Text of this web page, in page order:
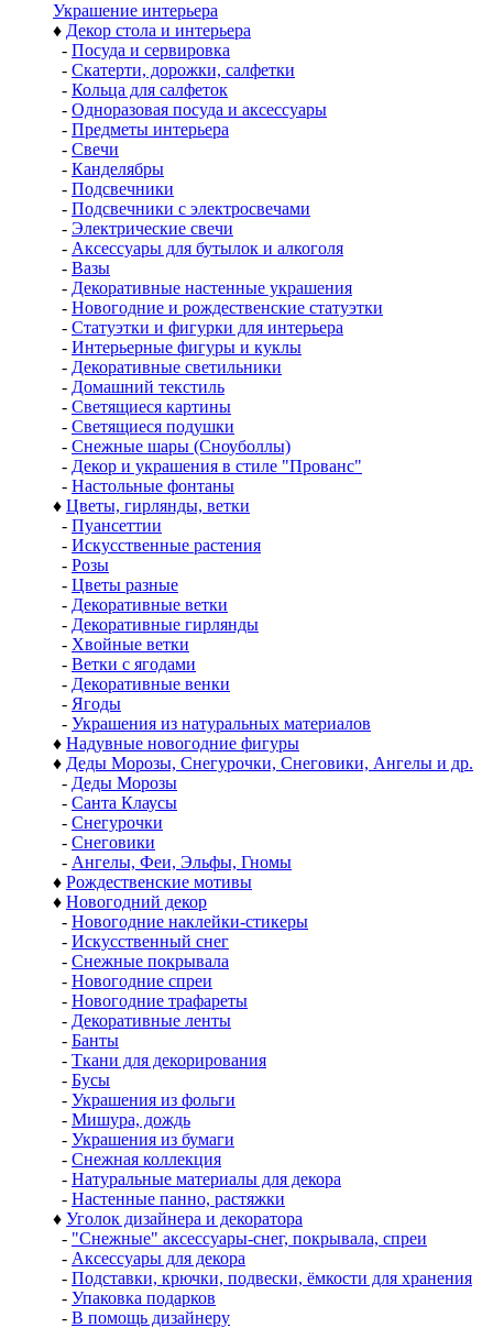
Украшение интерьера
♦ Декор стола и интерьера
- Посуда и сервировка
- Скатерти, дорожки, салфетки
- Кольца для салфеток
- Одноразовая посуда и аксессуары
- Предметы интерьера
- Свечи
- Канделябры
- Подсвечники
- Подсвечники с электросвечами
- Электрические свечи
- Аксессуары для бутылок и алкоголя
- Вазы
- Декоративные настенные украшения
- Новогодние и рождественские статуэтки
- Статуэтки и фигурки для интерьера
- Интерьерные фигуры и куклы
- Декоративные светильники
- Домашний текстиль
- Светящиеся картины
- Светящиеся подушки
- Снежные шары (Сноуболлы)
- Декор и украшения в стиле "Прованс"
- Настольные фонтаны
♦ Цветы, гирлянды, ветки
- Пуансеттии
- Искусственные растения
- Розы
- Цветы разные
- Декоративные ветки
- Декоративные гирлянды
- Хвойные ветки
- Ветки с ягодами
- Декоративные венки
- Ягоды
- Украшения из натуральных материалов
♦ Надувные новогодние фигуры
♦ Деды Морозы, Снегурочки, Снеговики, Ангелы и др.
- Деды Морозы
- Санта Клаусы
- Снегурочки
- Снеговики
- Ангелы, Феи, Эльфы, Гномы
♦ Рождественские мотивы
♦ Новогодний декор
- Новогодние наклейки-стикеры
- Искусственный снег
- Снежные покрывала
- Новогодние спреи
- Новогодние трафареты
- Декоративные ленты
- Банты
- Ткани для декорирования
- Бусы
- Украшения из фольги
- Мишура, дождь
- Украшения из бумаги
- Снежная коллекция
- Натуральные материалы для декора
- Настенные панно, растяжки
♦ Уголок дизайнера и декоратора
- "Снежные" аксессуары-снег, покрывала, спреи
- Аксессуары для декора
- Подставки, крючки, подвески, ёмкости для хранения
- Упаковка подарков
- В помощь дизайнеру